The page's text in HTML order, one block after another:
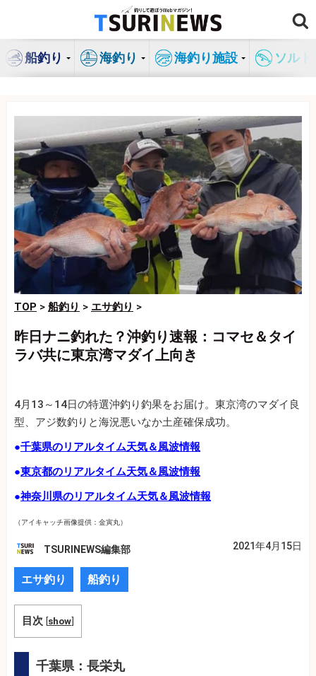
ン
船釣り 海釣り 海釣り施設 ソル
TOP > 船釣り > エサ釣り >
昨日ナニ釣れた？沖釣り速報：コマセ＆タイ
ラバ共に東京湾マダイ上向き
4月13～14日の特選沖釣り釣果をお届け。東京湾のマダイ良
型、アジ数釣りと海況悪いなか土産確保成功。
●千葉県のリアルタイム天気＆風波情報
●東京都のリアルタイム天気＆風波情報
●神奈川県のリアルタイム天気＆風波情報
（アイキャッチ画像提供：金寅丸）
TSURINEWS編集部 2021年4月15日
エサ釣り 船釣り
目次 [show]
千葉県：長栄丸